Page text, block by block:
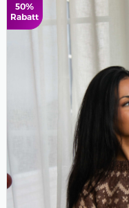
50%
Rabatt